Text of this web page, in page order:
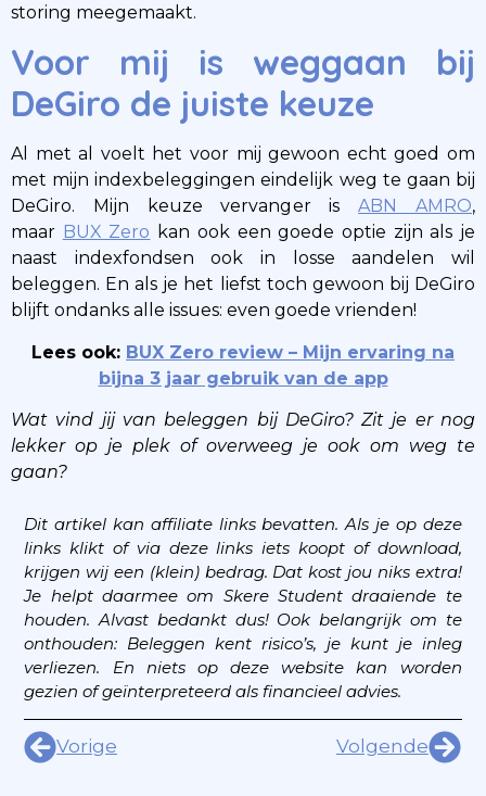
storing meegemaakt.
Voor mij is weggaan bij
DeGiro de juiste keuze
Al met al voelt het voor mij gewoon echt goed om
met mijn indexbeleggingen eindelijk weg te gaan bij
DeGiro. Mijn keuze vervanger isABN AMRO,
maar BUX Zero kan ook een goede optie zijn als je
naast indexfondsen ook in losse aandelen wil
beleggen. En als je het liefst toch gewoon bij DeGiro
blijft ondanks alle issues: even goede vrienden!
Lees ook: BUX Zero review – Mijn ervaring na
bijna 3 jaar gebruik van de app
Wat vind jij van beleggen bij DeGiro? Zit je er nog
lekker op je plek of overweeg je ook om weg te
gaan?
Dit artikel kan affiliate links bevatten. Als je op deze
links klikt of via deze links iets koopt of download,
krijgen wij een (klein) bedrag. Dat kost jou niks extra!
Je helpt daarmee om Skere Student draaiende te
houden. Alvast bedankt dus! Ook belangrijk om te
onthouden: Beleggen kent risico’s, je kunt je inleg
verliezen. En niets op deze website kan worden
gezien of geïnterpreteerd als financieel advies.
Vorige Volgende